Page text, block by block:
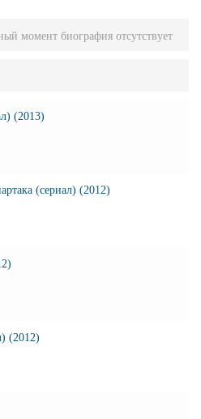
момент биография отсутствует
(2013)
(сериал) (2012)
(2012)